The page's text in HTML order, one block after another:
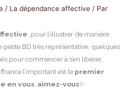
/ La dépendance affective / Par
…pour l’illustrer de manière
petite BD très représentative, quelques
pour commencer à s’en libérer,
l’important est le premier
en vous, aimez-vous✨